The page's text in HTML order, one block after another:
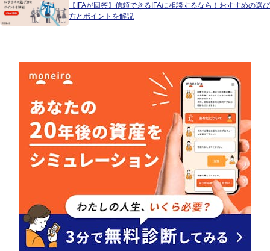
【IFAが回答】信頼できるIFAに相談するなら！おすすめの選び
方とポイントを解説